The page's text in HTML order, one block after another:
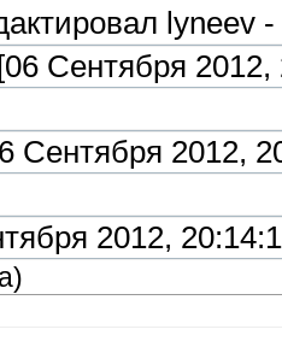
lyneev -
Сентября 2012,
Сентября 2012,
2012,
)